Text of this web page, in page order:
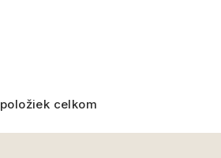
O
v
položiek celkom